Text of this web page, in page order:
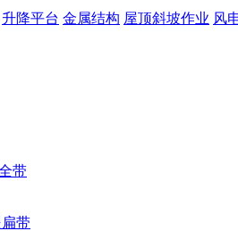
升降平台 金属结构 屋顶斜坡作业 风
带
带